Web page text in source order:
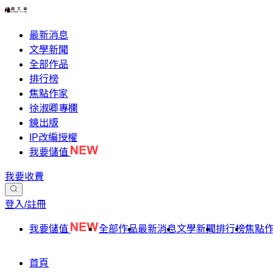
最新消息
文學新聞
全部作品
排行榜
焦點作家
徐淑卿專欄
鏡出版
IP改編授權
我要儲值
我要收費
登入/註冊
我要儲值 全部作品最新消息文學新聞排行榜焦點
首頁